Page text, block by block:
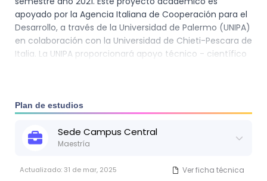
apoyado por la Agencia Italiana de Cooperación para el
Desarrollo, a través de la Universidad de Palermo (UNIPA)
en colaboración con la Universidad de Chieti-Pescara de
Italia. La UNIPA proporcionará apoyo técnico - científico
medio que almacena las aguas subterráneas del
geológicos que pueden acarrean un riesgo natural. El
entendimiento del suelo, sus orígenes y los procesos
aprovechamiento máximo y sostenible de este recurso
Plan de estudios
Sede Campus Central
Maestría
Actualizado: 31 de mar, 2025 Ver ficha técnica